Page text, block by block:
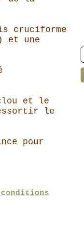
cruciforme
et une
et le
le
pour
conditions